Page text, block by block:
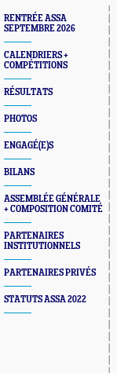
RENTRÉE ASSA
SEPTEMBRE 2026
CALENDRIERS +
COMPÉTITIONS
RÉSULTATS
PHOTOS
ENGAGÉ(E)S
BILANS
ASSEMBLÉE GÉNÉRALE
+ COMPOSITION COMITÉ
PARTENAIRES
INSTITUTIONNELS
PARTENAIRES PRIVÉS
STATUTS ASSA 2022